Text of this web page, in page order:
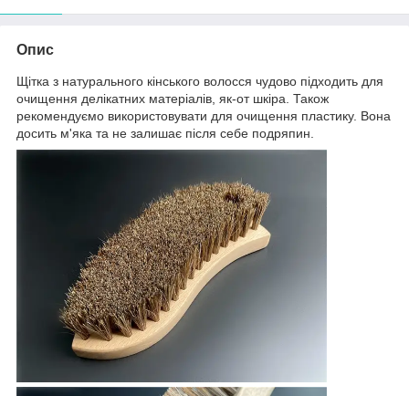
Опис
Щітка з натурального кінського волосся чудово підходить для
очищення делікатних матеріалів, як-от шкіра. Також
рекомендуємо використовувати для очищення пластику. Вона
досить м'яка та не залишає після себе подряпин.